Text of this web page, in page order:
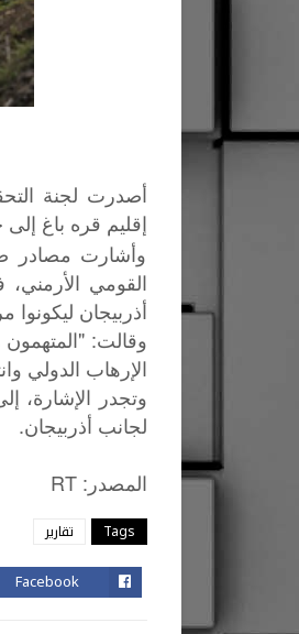
أصدرت لجنة
إقليم قره باغ إلى
وأشارت مصادر
أذربيجان
وقالت:
الإرهاب الدولي
وتجدر الإشارة،
لجانب أذربيجان.
المصدر : RT
Tags تقارير
Facebook